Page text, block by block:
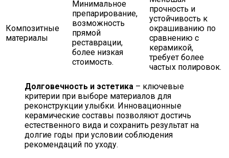
Композитные
материалы
Минимальное
препарирование,
возможность
прямой
реставрации,
более низкая
стоимость.
прочность и
устойчивость к
окрашиванию по
сравнению с
керамикой,
требует более
частых полировок.
Долговечность и эстетика – ключевые
критерии при выборе материалов для
реконструкции улыбки. Инновационные
керамические составы позволяют достичь
естественного вида и сохранить результат на
долгие годы при условии соблюдения
рекомендаций по уходу.